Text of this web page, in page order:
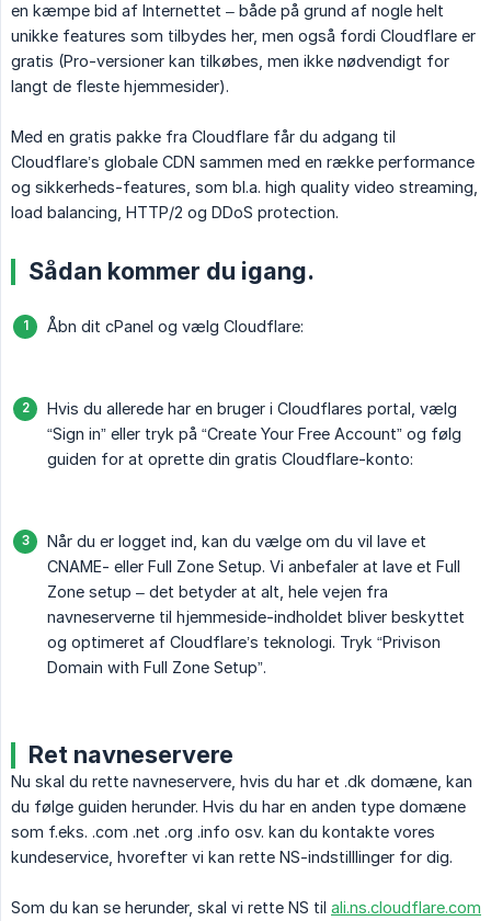
en kæmpe bid af Internettet – både på grund af nogle helt
unikke features som tilbydes her, men også fordi Cloudflare er
gratis (Pro-versioner kan tilkøbes, men ikke nødvendigt for
langt de fleste hjemmesider).
Med en gratis pakke fra Cloudflare får du adgang til
Cloudflare’s globale CDN sammen med en række performance
og sikkerheds-features, som bl.a. high quality video streaming,
load balancing, HTTP/2 og DDoS protection.
Sådan kommer du igang.
Åbn dit cPanel og vælg Cloudflare:
Hvis du allerede har en bruger i Cloudflares portal, vælg
“Sign in” eller tryk på “Create Your Free Account” og følg
guiden for at oprette din gratis Cloudflare-konto:
Når du er logget ind, kan du vælge om du vil lave et
CNAME- eller Full Zone Setup. Vi anbefaler at lave et Full
Zone setup – det betyder at alt, hele vejen fra
navneserverne til hjemmeside-indholdet bliver beskyttet
og optimeret af Cloudflare’s teknologi. Tryk “Privison
Domain with Full Zone Setup”.
Ret navneservere
Nu skal du rette navneservere, hvis du har et .dk domæne, kan
du følge guiden herunder. Hvis du har en anden type domæne
som f.eks. .com .net .org .info osv. kan du kontakte vores
kundeservice, hvorefter vi kan rette NS-indstilllinger for dig.
Som du kan se herunder, skal vi rette NS til ali.ns.cloudflare.com